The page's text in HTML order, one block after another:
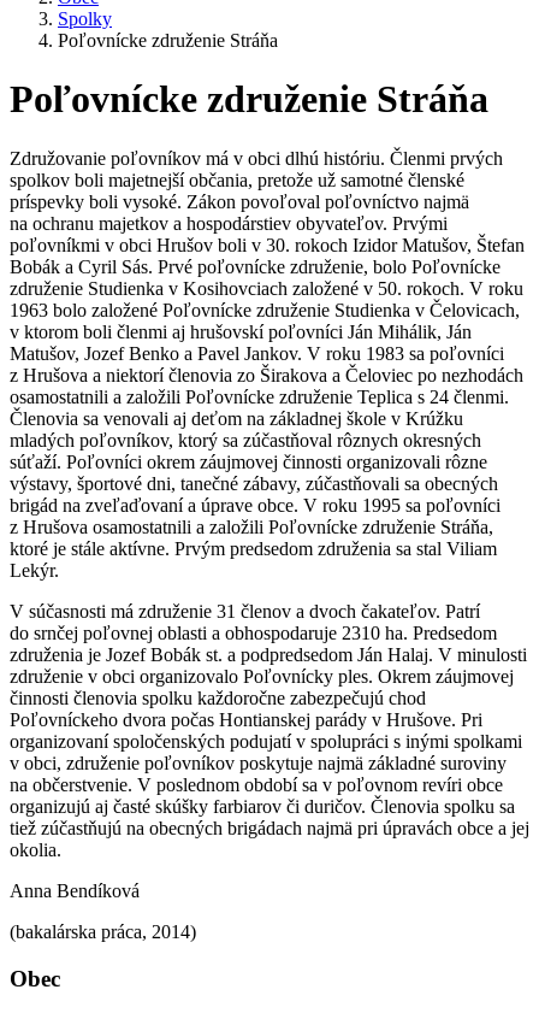
Spolky
Poľovnícke združenie Stráňa
Poľovnícke združenie Stráňa
Združovanie poľovníkov má v obci dlhú históriu. Členmi prvých
spolkov boli majetnejší občania, pretože už samotné členské
príspevky boli vysoké. Zákon povoľoval poľovníctvo najmä
na ochranu majetkov a hospodárstiev obyvateľov. Prvými
poľovníkmi v obci Hrušov boli v 30. rokoch Izidor Matušov, Štefan
Bobák a Cyril Sás. Prvé poľovnícke združenie, bolo Poľovnícke
združenie Studienka v Kosihovciach založené v 50. rokoch. V roku
1963 bolo založené Poľovnícke združenie Studienka v Čelovicach,
v ktorom boli členmi aj hrušovskí poľovníci Ján Mihálik, Ján
Matušov, Jozef Benko a Pavel Jankov. V roku 1983 sa poľovníci
z Hrušova a niektorí členovia zo Širakova a Čeloviec po nezhodách
osamostatnili a založili Poľovnícke združenie Teplica s 24 členmi.
Členovia sa venovali aj deťom na základnej škole v Krúžku
mladých poľovníkov, ktorý sa zúčastňoval rôznych okresných
súťaží. Poľovníci okrem záujmovej činnosti organizovali rôzne
výstavy, športové dni, tanečné zábavy, zúčastňovali sa obecných
brigád na zveľaďovaní a úprave obce. V roku 1995 sa poľovníci
z Hrušova osamostatnili a založili Poľovnícke združenie Stráňa,
ktoré je stále aktívne. Prvým predsedom združenia sa stal Viliam
Lekýr.
V súčasnosti má združenie 31 členov a dvoch čakateľov. Patrí
do srnčej poľovnej oblasti a obhospodaruje 2310 ha. Predsedom
združenia je Jozef Bobák st. a podpredsedom Ján Halaj. V minulosti
združenie v obci organizovalo Poľovnícky ples. Okrem záujmovej
činnosti členovia spolku každoročne zabezpečujú chod
Poľovníckeho dvora počas Hontianskej parády v Hrušove. Pri
organizovaní spoločenských podujatí v spolupráci s inými spolkami
v obci, združenie poľovníkov poskytuje najmä základné suroviny
na občerstvenie. V poslednom období sa v poľovnom revíri obce
organizujú aj časté skúšky farbiarov či duričov. Členovia spolku sa
tiež zúčastňujú na obecných brigádach najmä pri úpravách obce a jej
okolia.
Anna Bendíková
(bakalárska práca, 2014)
Obec